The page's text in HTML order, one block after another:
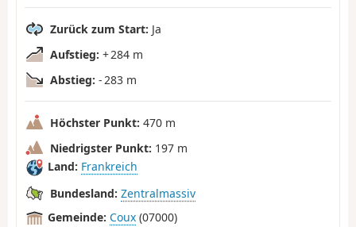
Zurück zum Start: Ja
Aufstieg: + 284 m
Abstieg: - 283 m
Höchster Punkt: 470 m
Niedrigster Punkt: 197 m
Land: Frankreich
Bundesland: Zentralmassiv
Gemeinde: Coux (07000)